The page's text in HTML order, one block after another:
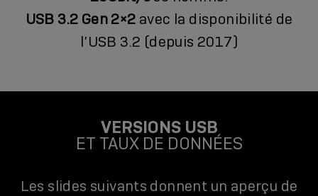
USB 3.2 Gen 2×2 avec la disponibilité de
l’USB 3.2 (depuis 2017)
VERSIONS USB
ET TAUX DE DONNÉES
Les slides suivants donnent un aperçu de